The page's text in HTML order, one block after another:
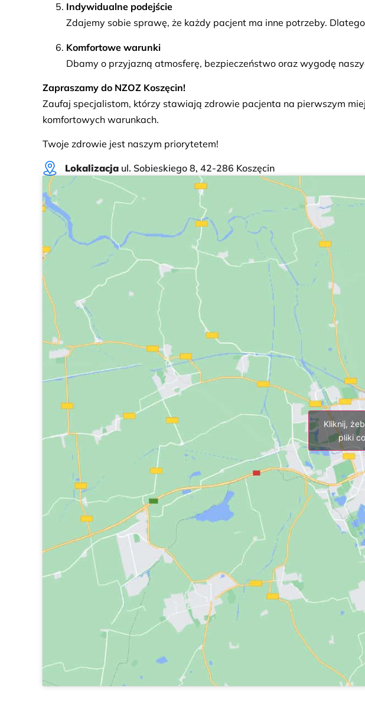
Indywidualne podejście
Zdajemy sobie sprawę, że każdy pacjent ma inne potrzeby.
Komfortowe warunki
Dbamy o przyjazną atmosferę, bezpieczeństwo oraz wygodę
Zapraszamy do NZOZ Koszęcin!
Zaufaj specjalistom, którzy stawiają zdrowie pacjenta na pierwszym
komfortowych warunkach.
Twoje zdrowie jest naszym priorytetem!
Lokalizacja ul. Sobieskiego 8, 42-286 Koszęcin
Kliknij,
pliki